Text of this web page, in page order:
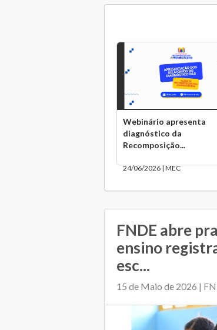
Webinário apresenta
diagnóstico da
Recomposição...
24/06/2026 | MEC
FNDE abre
ensino
esc...
15 de Maio de 2026 |